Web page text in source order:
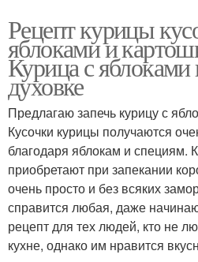
Рецепт курицы
яблоками и
Курица с
духовке
Предлагаю запечь курицу с
Кусочки курицы получаются
благодаря яблокам и специям.
приобретают при запекании
очень просто и без всяких
справится любая, даже
рецепт для тех людей, кто не
кухне, однако им нравится